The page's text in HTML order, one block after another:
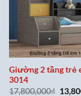
Giường 2 tầng trẻ
3014
17,800,000₫ Giá